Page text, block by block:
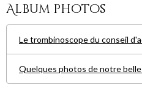
Album photos
Le trombinoscope du conseil
Quelques photos de notre